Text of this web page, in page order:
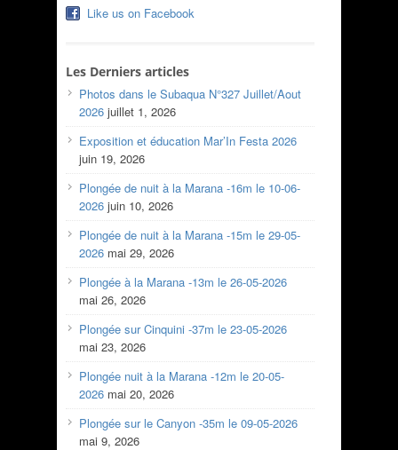
Like us on Facebook
Les Derniers articles
Photos dans le Subaqua N°327 Juillet/Aout
2026 juillet 1, 2026
Exposition et éducation Mar’In Festa 2026
juin 19, 2026
Plongée de nuit à la Marana -16m le 10-06-
2026 juin 10, 2026
Plongée de nuit à la Marana -15m le 29-05-
2026 mai 29, 2026
Plongée à la Marana -13m le 26-05-2026
mai 26, 2026
Plongée sur Cinquini -37m le 23-05-2026
mai 23, 2026
Plongée nuit à la Marana -12m le 20-05-
2026 mai 20, 2026
Plongée sur le Canyon -35m le 09-05-2026
mai 9, 2026